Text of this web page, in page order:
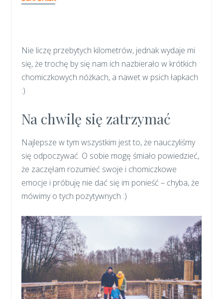
Nie liczę przebytych kilometrów, jednak wydaje mi
się, że trochę by się nam ich nazbierało w krótkich
chomiczkowych nóżkach, a nawet w psich łapkach
:)
Na chwilę się zatrzymać
Najlepsze w tym wszystkim jest to, że nauczyliśmy
się odpoczywać. O sobie mogę śmiało powiedzieć,
że zaczęłam rozumieć swoje i chomiczkowe
emocje i próbuję nie dać się im ponieść – chyba, że
mówimy o tych pozytywnych :)